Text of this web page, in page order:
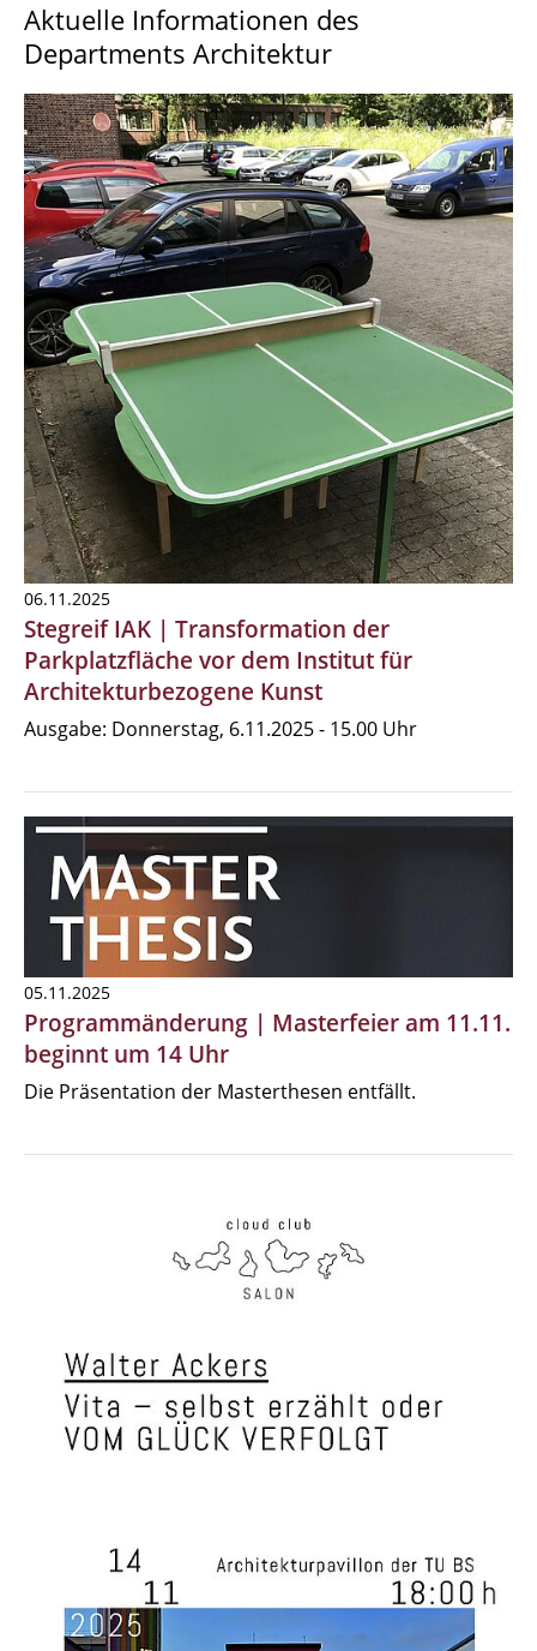
Aktuelle Informationen des
Departments Architektur
06.11.2025
Stegreif IAK | Transformation der
Parkplatzfläche vor dem Institut für
Architekturbezogene Kunst
Ausgabe: Donnerstag, 6.11.2025 - 15.00 Uhr
05.11.2025
Programmänderung | Masterfeier am 11.11.
beginnt um 14 Uhr
Die Präsentation der Masterthesen entfällt.